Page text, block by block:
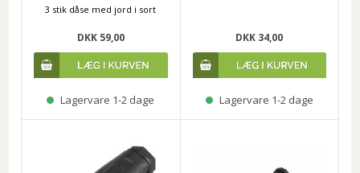
3 stik dåse med jord i sort
DKK 59,00
Lagervare 1-2 dage
DKK 34,00
Lagervare 1-2 dage